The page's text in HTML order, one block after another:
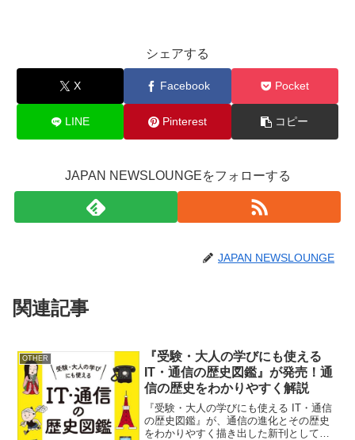
シェアする
X Facebook Pocket
LINE Pinterest コピー
JAPAN NEWSLOUNGEをフォローする
JAPAN NEWSLOUNGE
関連記事
OTHER
『受験・大人の学びにも使える
IT・通信の歴史図鑑』が発売！通
信の歴史をわかりやすく解説
『受験・大人の学びにも使える IT・通信
の歴史図鑑』が、通信の進化とその歴史
をわかりやすく描き出した新刊として、